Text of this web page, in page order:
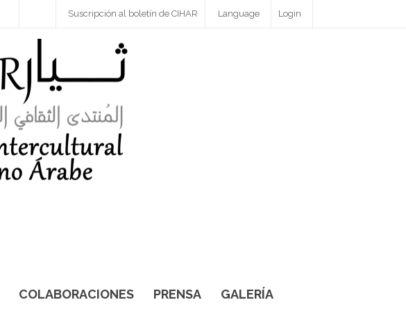
Login
Language
Suscripción al boletín de CIHAR
COLABORACIONES PRENSA
GALERÍA